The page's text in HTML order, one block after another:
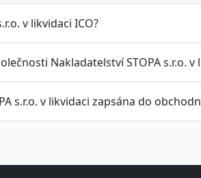
v likvidaci ICO?
Nakladatelství STOPA s.r.o. v
s.r.o. v likvidaci zapsána do